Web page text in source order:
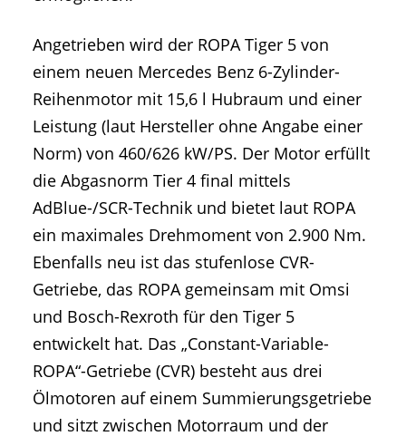
Angetrieben wird der ROPA Tiger 5 von
einem neuen Mercedes Benz 6-Zylinder-
Reihenmotor mit 15,6 l Hubraum und einer
Leistung (laut Hersteller ohne Angabe einer
Norm) von 460/626 kW/PS. Der Motor erfüllt
die Abgasnorm Tier 4 final mittels
AdBlue-/SCR-Technik und bietet laut ROPA
ein maximales Drehmoment von 2.900 Nm.
Ebenfalls neu ist das stufenlose CVR-
Getriebe, das ROPA gemeinsam mit Omsi
und Bosch-Rexroth für den Tiger 5
entwickelt hat. Das „Constant-Variable-
ROPA“-Getriebe (CVR) besteht aus drei
Ölmotoren auf einem Summierungsgetriebe
und sitzt zwischen Motorraum und der